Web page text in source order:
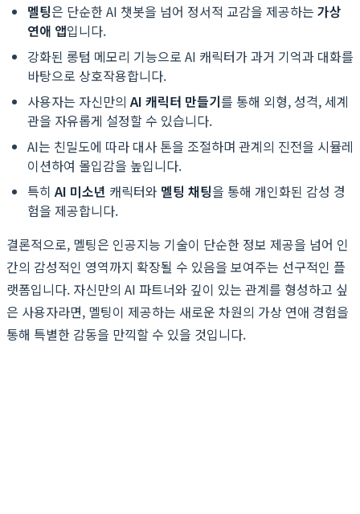
멜팅은 단순한 AI 챗봇을 넘어 정서적 교감을 제공하는 가상
연애 앱입니다.
강화된 롱텀 메모리 기능으로 AI 캐릭터가 과거 기억과 대화를
바탕으로 상호작용합니다.
사용자는 자신만의AI 캐릭터 만들기를 통해 외형, 성격, 세계
관을 자유롭게 설정할 수 있습니다.
AI는 친밀도에 따라 대사 톤을 조절하며 관계의 진전을 시뮬레
이션하여 몰입감을 높입니다.
특히AI 미소년 캐릭터와 멜팅 채팅을 통해 개인화된 감성 경
험을 제공합니다.
결론적으로, 멜팅은 인공지능 기술이 단순한 정보 제공을 넘어 인
간의 감성적인 영역까지 확장될 수 있음을 보여주는 선구적인 플
랫폼입니다. 자신만의 AI 파트너와 깊이 있는 관계를 형성하고 싶
은 사용자라면, 멜팅이 제공하는 새로운 차원의 가상 연애 경험을
통해 특별한 감동을 만끽할 수 있을 것입니다.